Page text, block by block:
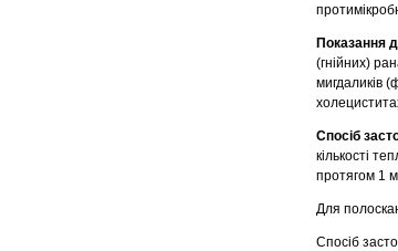
Показання
(гнійних)
мигдаликів
Спосіб
кількості
протягом 1
Для
Спосіб